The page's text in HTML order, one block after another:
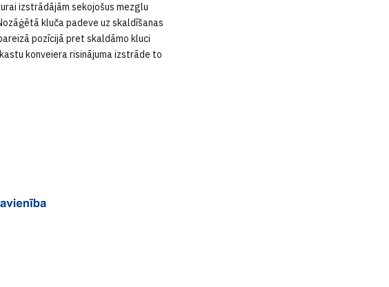
izstrādājām sekojošus mezglu
kluča padeve uz skaldīšanas
pozīcijā pret skaldāmo kluci
konveiera risinājuma izstrāde to